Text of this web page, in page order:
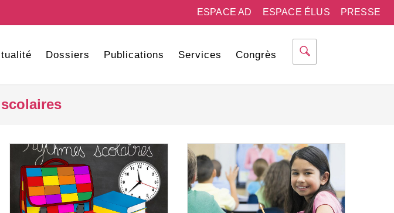
PRESSE
ESPACE ÉLUS
ESPACE AD
Dossiers Publications Services Congrès